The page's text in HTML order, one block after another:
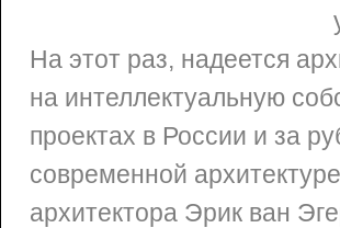
На этот раз, надеется
на интеллектуальную
проектах в России и за
современной
архитектора Эрик ван